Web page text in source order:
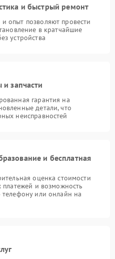
и быстрый ремонт
опыт позволяют провести
в кратчайшие
устройства
и запчасти
гарантия на
детали, что
неисправностей
и бесплатная
оценка стоимости
платежей и возможность
телефону или онлайн на